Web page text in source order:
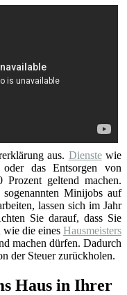
aus. Dienstewie
das Entsorgen von
Prozent geltend machen.
Minijobs auf
lassen sich im Jahr
Sie darauf, dass Sie
wie die eines Hausmeisters
machen dürfen. Dadurch
der Steuer zurückholen.
Haus in Ihrer